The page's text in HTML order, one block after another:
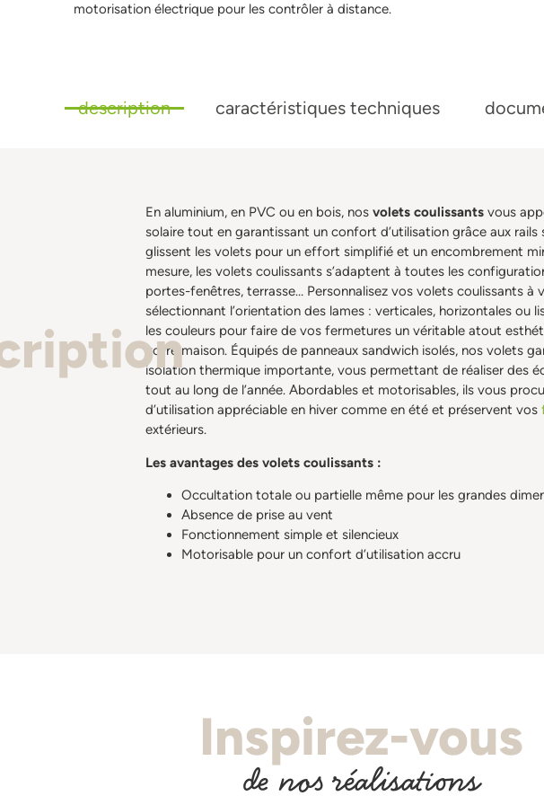
motorisation électrique pour les contrôler à distance.
description caractéristiques techniques
En aluminium, en PVC ou en bois, nos volets coulissants vous
solaire tout en garantissant un confort d’utilisation grâce aux rails
glissent les volets pour un effort simplifié et un encombrement
mesure, les volets coulissants s’adaptent à toutes les
portes-fenêtres, terrasse… Personnalisez vos volets coulissants à
sélectionnant l’orientation des lames : verticales, horizontales ou
les couleurs pour faire de vos fermetures un véritable atout
votre maison. Équipés de panneaux sandwich isolés, nos volets
isolation thermique importante, vous permettant de réaliser des
tout au long de l’année. Abordables et motorisables, ils vous
d’utilisation appréciable en hiver comme en été et préservent vos
extérieurs.
Les avantages des volets coulissants :
Occultation totale ou partielle même pour les grandes
Absence de prise au vent
Fonctionnement simple et silencieux
Motorisable pour un confort d’utilisation accru
Inspirez-vous
de nos réalisations